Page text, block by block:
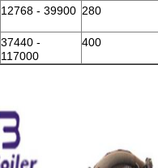
12768 - 39900 280
37440 -
117000
400